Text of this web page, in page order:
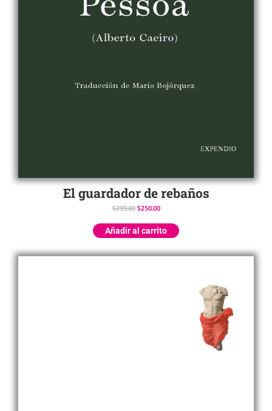
El guardador de rebaños
$299.00 $250.00
Añadir al carrito